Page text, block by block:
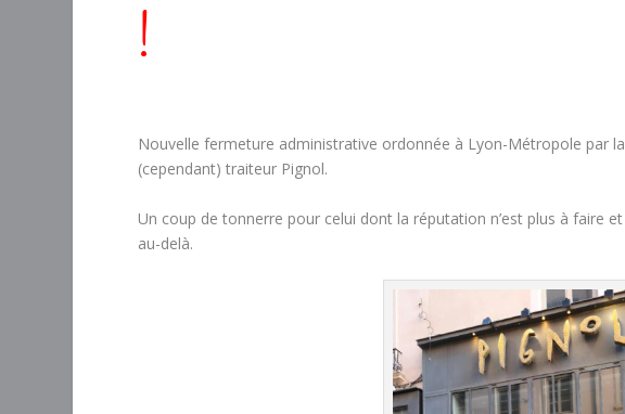
!
Nouvelle fermeture administrative ordonnée à Lyon-Métropole par
(cependant) traiteur Pignol.
Un coup de tonnerre pour celui dont la réputation n’est plus à faire
au-delà.